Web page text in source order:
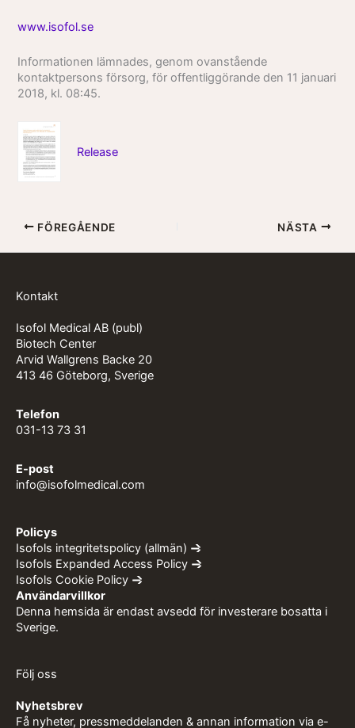
www.isofol.se
Informationen lämnades, genom ovanstående
kontaktpersons försorg, för offentliggörande den 11 januari
2018, kl. 08:45.
Release
FÖREGÅENDE NÄSTA
Kontakt
Isofol Medical AB (publ)
Biotech Center
Arvid Wallgrens Backe 20
413 46 Göteborg, Sverige
Telefon
031-13 73 31
E-post
info@isofolmedical.com
Policys
Isofols integritetspolicy (allmän)
Isofols Expanded Access Policy
Isofols Cookie Policy
Användarvillkor
Denna hemsida är endast avsedd för investerare bosatta i
Sverige.
Följ oss
Nyhetsbrev
Få nyheter, pressmeddelanden & annan information via e-